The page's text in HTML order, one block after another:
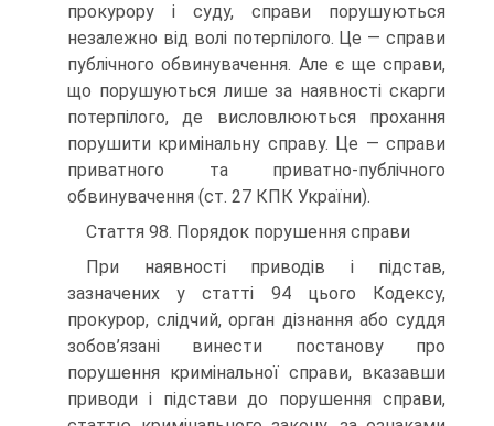
прокурору і суду, справи порушуються
незалежно від волі потерпілого. Це — справи
публічного обвинувачення. Але є ще справи,
що порушуються лише за наявності скарги
потерпілого, де висловлюються прохання
порушити кримінальну справу. Це — справи
приватного та приватно-публічного
обвинувачення (ст. 27 КПК України).
Стаття 98. Порядок порушення справи
При наявності приводів і підстав,
зазначених у статті 94 цього Кодексу,
прокурор, слідчий, орган дізнання або суддя
зобов’язані винести постанову про
порушення кримінальної справи, вказавши
приводи і підстави до порушення справи,